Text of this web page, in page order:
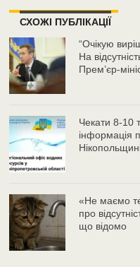
СХОЖІ ПУБЛІКАЦІЇ
“Очікую
На
Прем’єр-
Чекати 8-10
інформація
«Не маємо
про
що відомо